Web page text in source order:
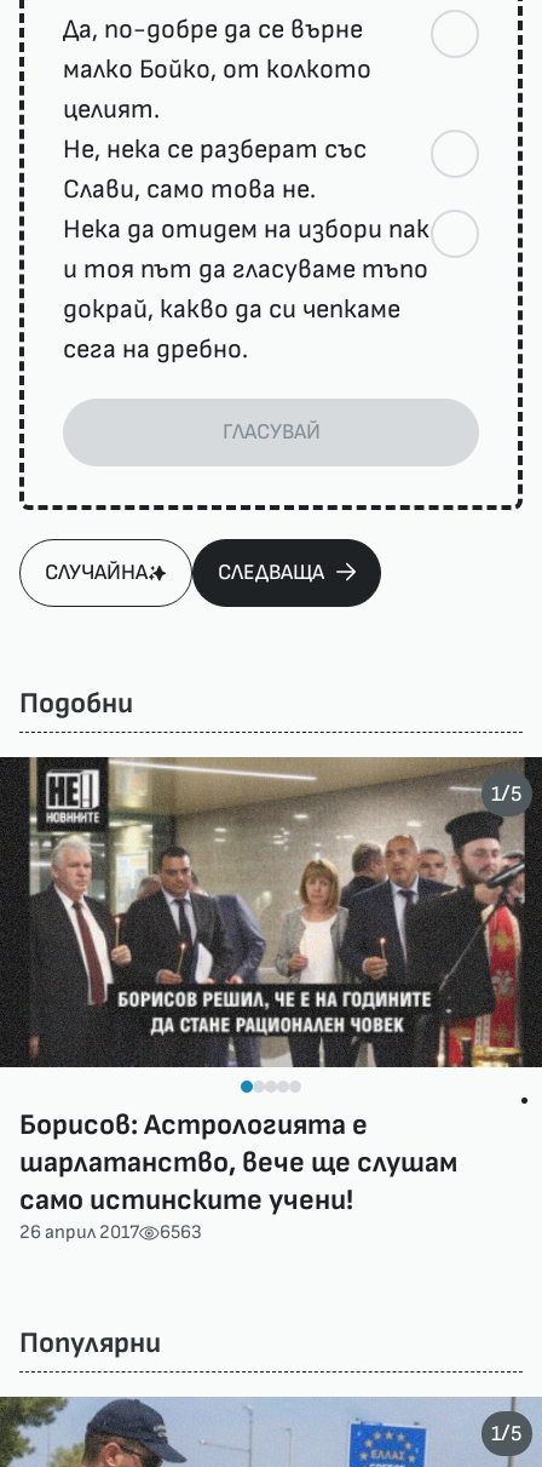
Да, по-добре да се върне
малко Бойко, от колкото
целият.
Не, нека се разберат със
Слави, само това не.
Нека да отидем на избори пак
и тоя път да гласуваме тъпо
докрай, какво да си чепкаме
сега на дребно.
ГЛАСУВАЙ
СЛУЧАЙНА СЛЕДВАЩА
Подобни
Борисов: Астрологията е
шарлатанство, вече ще слушам
само истинските учени!
26 април 2017 6563
1/5
Популярни
1/5